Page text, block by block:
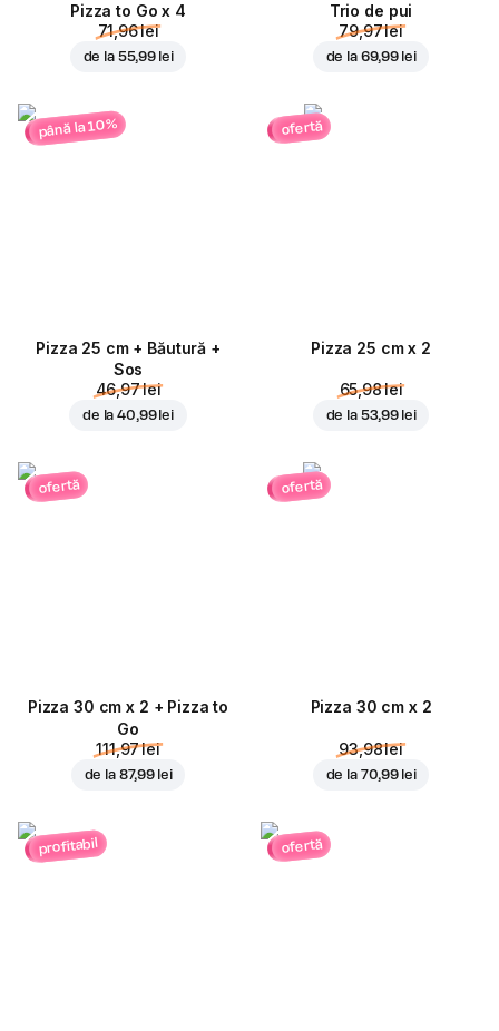
Pizza to Go x 4
71,96 lei
de la 55,99 lei
Trio de pui
79,97 lei
de la 69,99 lei
până la 10%
Pizza 25 cm + Băutură +
Sos
46,97 lei
de la40,99 lei
ofertă
Pizza 25 cm x 2
65,98 lei
de la 53,99 lei
ofertă
Pizza 30 cm x 2 + Pizza to
Go
111,97 lei
de la 87,99 lei
ofertă
Pizza 30 cm x 2
93,98 lei
de la 70,99 lei
profitabil ofertă